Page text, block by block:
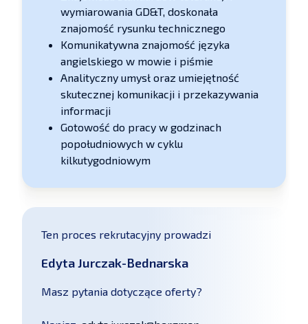
wymiarowania GD&T, doskonała
znajomość rysunku technicznego
Komunikatywna znajomość języka
angielskiego w mowie i piśmie
Analityczny umysł oraz umiejętność
skutecznej komunikacji i przekazywania
informacji
Gotowość do pracy w godzinach
popołudniowych w cyklu
kilkutygodniowym
Ten proces rekrutacyjny prowadzi
Edyta Jurczak-Bednarska
Masz pytania dotyczące oferty?